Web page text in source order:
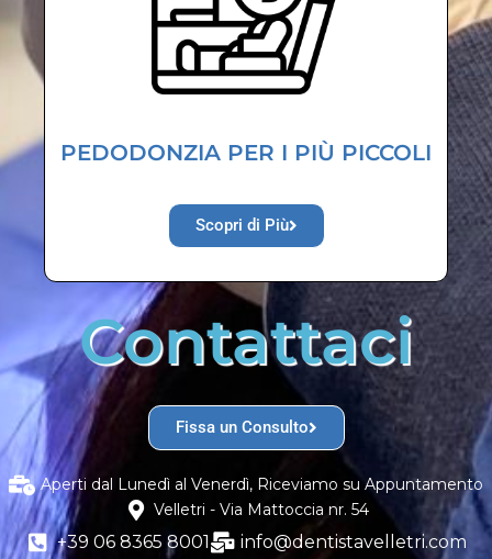
PEDODONZIA PER I PIÙ PICCOLI
Scopri di Più
Contattaci
Fissa un Consulto
Aperti dal Lunedì al Venerdì, Riceviamo su Appuntamento
Velletri - Via Mattoccia nr. 54
+39 06 8365 8001
info@dentistavelletri.com